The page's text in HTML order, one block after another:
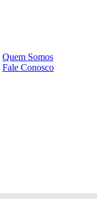
Quem Somos
Fale Conosco